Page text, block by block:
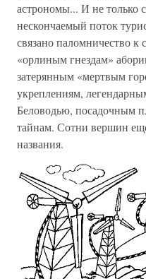
астрономы... И не только
нескончаемый поток
связано паломничество
«орлиным гнездам»
затерянным «мертвым
укреплениям,
Беловодью, посадочным
тайнам. Сотни вершин
названия.